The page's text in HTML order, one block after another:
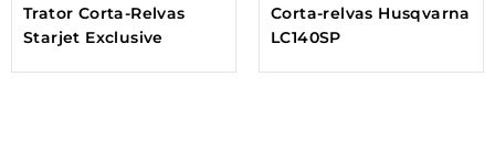
Trator Corta-Relvas
Starjet Exclusive
Corta-relvas Husqvarna
LC140SP